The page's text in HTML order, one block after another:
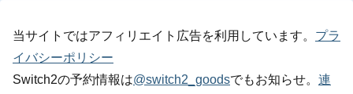
当サイトではアフィリエイト広告を利用しています。 プラ
イバシーポリシー
Switch2の予約情報は@switch2_goodsでもお知らせ。 連